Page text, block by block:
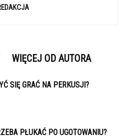
WIĘCEJ OD AUTORA
SIĘ GRAĆ NA PERKUSJI?
PŁUKAĆ PO UGOTOWANIU?